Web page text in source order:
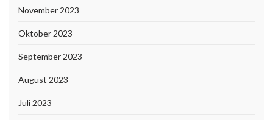
November 2023
Oktober 2023
September 2023
August 2023
Juli 2023